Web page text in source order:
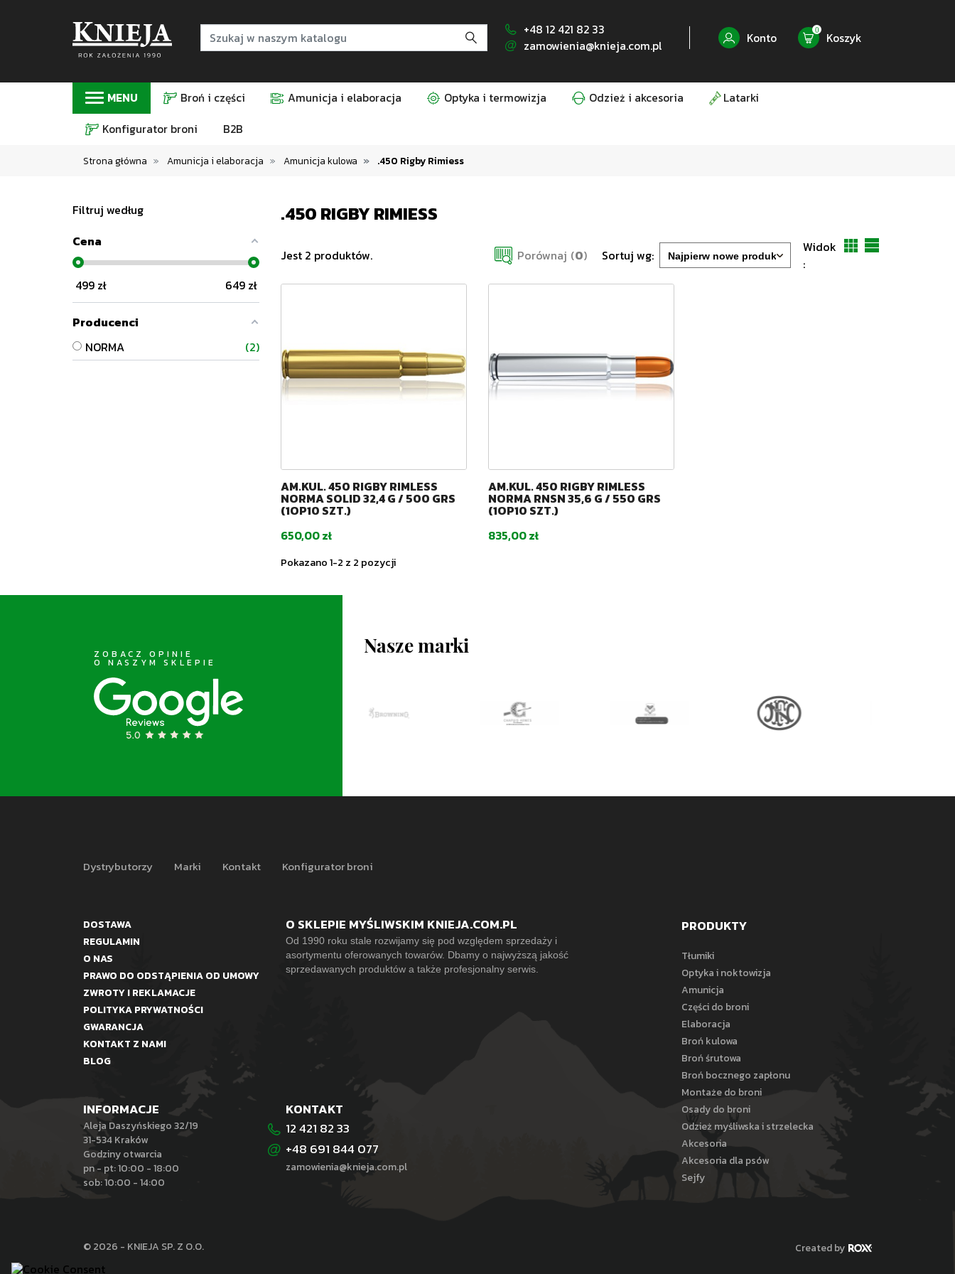
+48 12 421 82 33
zamowienia@knieja.com.pl
Konto 0 Koszyk
MENU Broń i części Amunicja i elaboracja Optyka i termowizja Odzież i akcesoria
Latarki
Konfigurator broni
B2B
Strona główna Amunicja i elaboracja Amunicja kulowa .450 Rigby Rimiess
Filtruj według
Cena
499 zł 649zł
Producenci
NORMA
2
.450 RIGBY RIMIESS
Jest 2 produktów. Porównaj (0) Sortuj wg:
Widok
:
AM.KUL. 450 RIGBY RIMLESS
NORMA SOLID 32,4 G / 500 GRS
(1OP10 SZT.)
Cena
650,00 zł
AM.KUL. 450 RIGBY RIMLESS
NORMA RNSN 35,6 G / 550 GRS
(1OP10 SZT.)
Cena
835,00 zł
Pokazano 1-2 z 2 pozycji
ZOBACZ OPINIE
O NASZYM SKLEPIE
Nasze marki
Dystrybutorzy Marki Kontakt Konfigurator broni
DOSTAWA
REGULAMIN
O NAS
PRAWO DO ODSTĄPIENIA OD UMOWY
ZWROTY I REKLAMACJE
POLITYKA PRYWATNOŚCI
GWARANCJA
KONTAKT Z NAMI
BLOG
O SKLEPIE MYŚLIWSKIM KNIEJA.COM.PL
Od 1990 roku stale rozwijamy się pod względem sprzedaży i
asortymentu oferowanych towarów. Dbamy o najwyższą jakość
sprzedawanych produktów a także profesjonalny serwis.
PRODUKTY
Tłumiki
Optyka i noktowizja
Amunicja
Części do broni
Elaboracja
Broń kulowa
Broń śrutowa
Broń bocznego zapłonu
Montaże do broni
Osady do broni
Odzież myśliwska i strzelecka
Akcesoria
Akcesoria dla psów
Sejfy
INFORMACJE
Aleja Daszyńskiego 32/19
31-534 Kraków
Godziny otwarcia
pn - pt: 10:00 - 18:00
sob: 10:00 - 14:00
KONTAKT
12 421 82 33
+48 691 844 077
zamowienia@knieja.com.pl
© 2026 - KNIEJA SP. Z O.O. Created by